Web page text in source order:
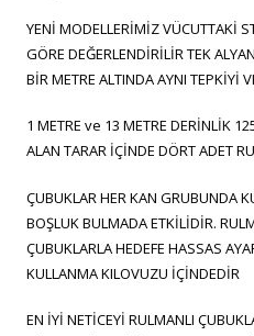
YENİ MODELLERİMİZ VÜCUTTAKİ
GÖRE DEĞERLENDİRİLİR TEK
BİR METRE ALTINDA AYNI TEPKİYİ
1 METRE ve 13 METRE DERİNLİK
ALAN TARAR İÇİNDE DÖRT ADET
ÇUBUKLAR HER KAN GRUBUNDA
BOŞLUK BULMADA ETKİLİDİR.
ÇUBUKLARLA HEDEFE HASSAS
KULLANMA KILOVUZU İÇİNDEDİR
EN İYİ NETİCEYİ RULMANLI